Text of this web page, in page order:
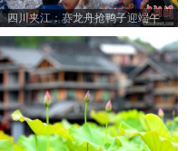
四川夹江：赛龙舟抢鸭子迎端午